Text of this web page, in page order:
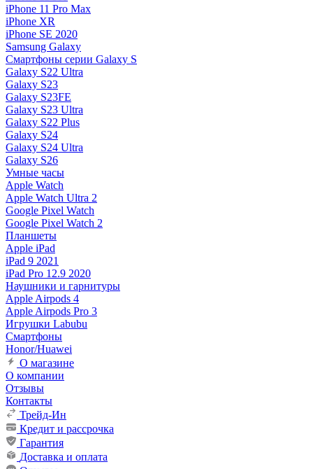
iPhone 11 Pro Max
iPhone XR
iPhone SE 2020
Samsung Galaxy
Смартфоны серии Galaxy S
Galaxy S22 Ultra
Galaxy S23
Galaxy S23FE
Galaxy S23 Ultra
Galaxy S22 Plus
Galaxy S24
Galaxy S24 Ultra
Galaxy S26
Умные часы
Apple Watch
Apple Watch Ultra 2
Google Pixel Watch
Google Pixel Watch 2
Планшеты
Apple iPad
iPad 9 2021
iPad Pro 12.9 2020
Наушники и гарнитуры
Apple Airpods 4
Apple Airpods Pro 3
Игрушки Labubu
Смартфоны
Honor/Huawei
О магазине
О компании
Отзывы
Контакты
Трейд-Ин
Кредит и рассрочка
Гарантия
Доставка и оплата